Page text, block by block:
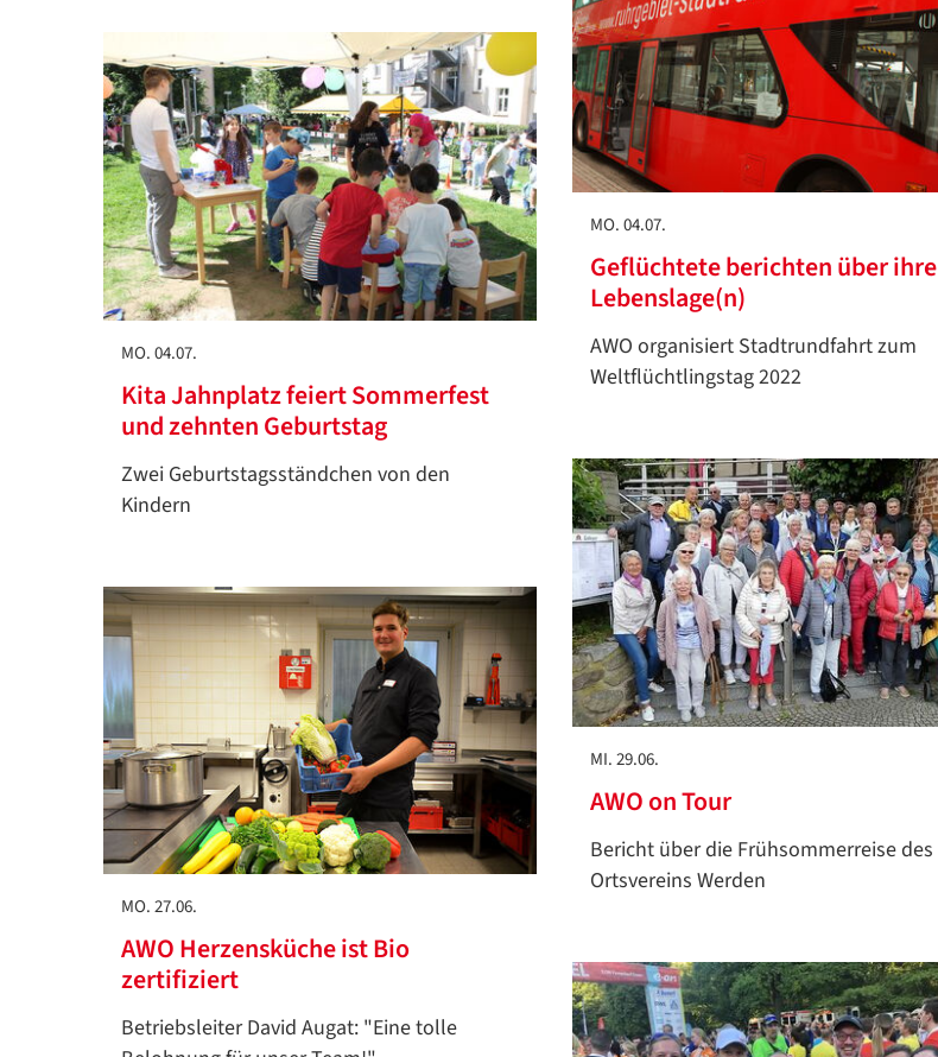
MO. 04.07.
Geflüchtete berichten über ihre
Lebenslage(n)
AWO organisiert Stadtrundfahrt zum
Weltflüchtlingstag 2022
MO. 04.07.
Kita Jahnplatz feiert Sommerfest
und zehnten Geburtstag
Zwei Geburtstagsständchen von den
Kindern
MI. 29.06.
AWO on Tour
Bericht über die Frühsommerreise des
Ortsvereins Werden
MO. 27.06.
AWO Herzensküche ist Bio
zertifiziert
Betriebsleiter David Augat: "Eine tolle